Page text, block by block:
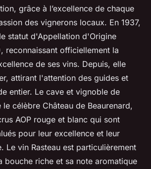
grâce à l’excellence de chaque
des vignerons locaux. En 1937,
statut d'Appellation d'Origine
reconnaissant officiellement la
de ses vins. Depuis, elle
attirant l'attention des guides et
entier. Le cave et vignoble de
le célèbre Château de Beaurenard,
AOP rouge et blanc qui sont
pour leur excellence et leur
Le vin Rasteau est particulièrement
bouche riche et sa note aromatique